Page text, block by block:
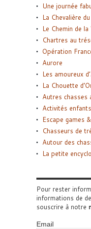
Une journée
La Chevalière
Le Chemin de
Chartres au
Opération
Aurore
Les amoureux
La Chouette
Autres chasses
Activités
Escape games
Chasseurs de
Autour des
La petite
Pour rester
informations de
souscrire à notre
Email